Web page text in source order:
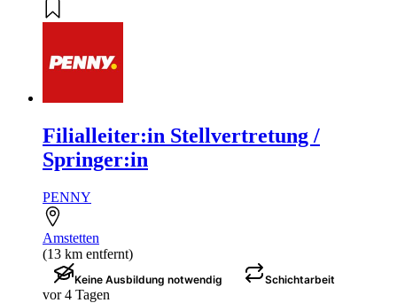
Filialleiter:in Stellvertretung /
Springer:in
PENNY
Amstetten
(13 km entfernt)
Keine Ausbildung notwendig Schichtarbeit
vor 4 Tagen